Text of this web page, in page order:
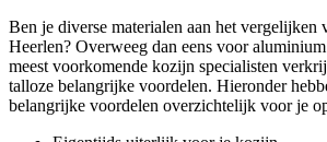
Ben je diverse materialen aan het vergelijken
Heerlen? Overweeg dan eens voor
meest voorkomende kozijn specialisten
talloze belangrijke voordelen. Hieronder
belangrijke voordelen overzichtelijk voor je